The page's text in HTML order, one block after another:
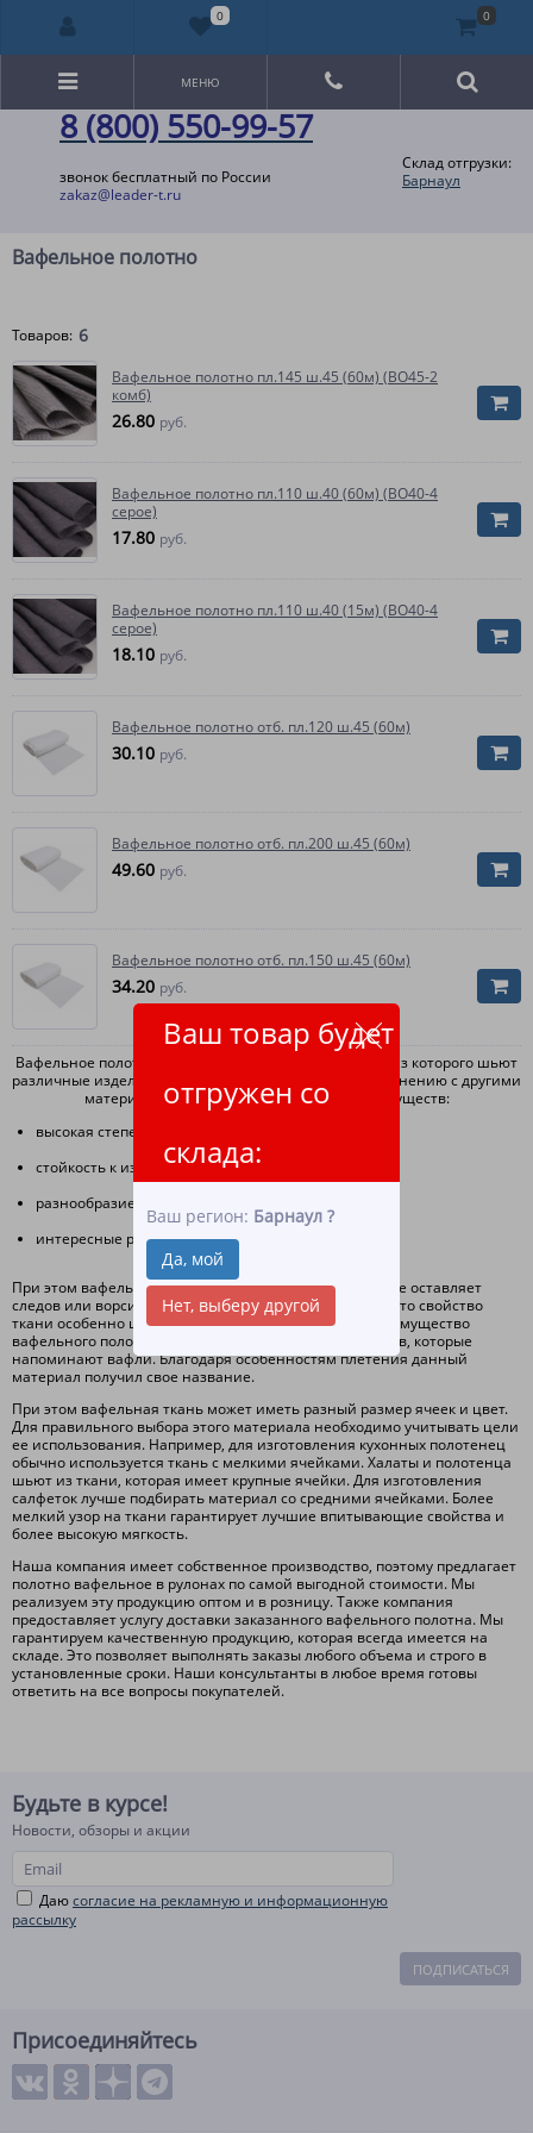
8 (800) 550-99-57
звонок бесплатный по России
zakaz@leader-t.ru
Склад отгрузки:
Барнаул
Ваш товар будет
отгружен со
склада:
Ваш регион: Барнаул ?
Да, мой
Нет, выберу другой
МЕНЮ
Вафельное полотно
Товаров: 6
Вафельное полотно пл.145 ш.45 (60м) (ВО45-2
комб)
26.80 руб.
Вафельное полотно пл.110 ш.40 (60м) (ВО40-4
серое)
17.80 руб.
Вафельное полотно пл.110 ш.40 (15м) (ВО40-4
серое)
18.10 руб.
Вафельное полотно отб. пл.120 ш.45 (60м)
30.10 руб.
Вафельное полотно отб. пл.200 ш.45 (60м)
49.60 руб.
Вафельное полотно отб. пл.150 ш.45 (60м)
34.20 руб.
Вафельное полотно считается лучшим материалом, из которого шьют
различные изделия, но, особенно, полотенца. По сравнению с другими
материалами эта ткань имеет много преимуществ:
высокая степень поглощения влаги;
стойкость к износу;
разнообразие цветовой гаммы;
интересные рисунки.
При этом вафельное полотно очень быстро сохнет и не оставляет
следов или ворсинок после вытирания поверхности. Это свойство
ткани особенно ценится в домашнем хозяйстве. Преимущество
вафельного полотна заключается в наличии квадратов, которые
напоминают вафли. Благодаря особенностям плетения данный
материал получил свое название.
При этом вафельная ткань может иметь разный размер ячеек и цвет.
Для правильного выбора этого материала необходимо учитывать цели
ее использования. Например, для изготовления кухонных полотенец
обычно используется ткань с мелкими ячейками. Халаты и полотенца
шьют из ткани, которая имеет крупные ячейки. Для изготовления
салфеток лучше подбирать материал со средними ячейками. Более
мелкий узор на ткани гарантирует лучшие впитывающие свойства и
более высокую мягкость.
Наша компания имеет собственное производство, поэтому предлагает
полотно вафельное в рулонах по самой выгодной стоимости. Мы
реализуем эту продукцию оптом и в розницу. Также компания
предоставляет услугу доставки заказанного вафельного полотна. Мы
гарантируем качественную продукцию, которая всегда имеется на
складе. Это позволяет выполнять заказы любого объема и строго в
установленные сроки. Наши консультанты в любое время готовы
ответить на все вопросы покупателей.
Будьте в курсе!
Новости, обзоры и акции
Даюсогласие на рекламную и информационную
рассылку
ПОДПИСАТЬСЯ
Присоединяйтесь
0 0